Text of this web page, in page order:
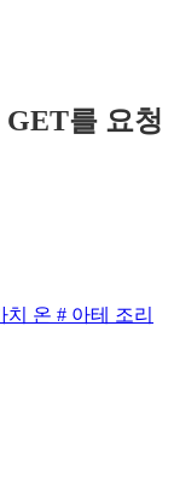
를 요청
치 온 # 아테 조리